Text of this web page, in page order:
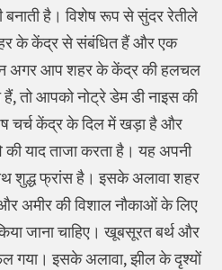
बनाती है। विशेष रूप से सुंदर रेतीले
के केंद्र से संबंधित हैं और एक
अगर आप शहर के केंद्र की हलचल
तो आपको नोट्रे डेम डी नाइस की
चर्च केंद्र के दिल में खड़ा है और
की याद ताजा करता है। यह अपनी
शुद्ध फ्रांस है। इसके अलावा शहर
अमीर की विशाल नौकाओं के लिए
जाना चाहिए। खूबसूरत बर्थ और
गया। इसके अलावा, झील के दृश्यों